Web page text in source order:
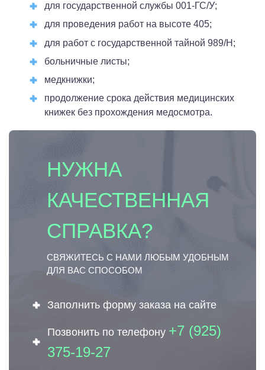
для государственной службы 001-ГС/У;
для проведения работ на высоте 405;
для работ с государственной тайной 989/Н;
больничные листы;
медкнижки;
продолжение срока действия медицинских
книжек без прохождения медосмотра.
НУЖНА
КАЧЕСТВЕННАЯ
СПРАВКА?
СВЯЖИТЕСЬ С НАМИ ЛЮБЫМ УДОБНЫМ
ДЛЯ ВАС СПОСОБОМ
Заполнить форму заказа на сайте
Позвонить по телефону +7 (925)
375-19-27